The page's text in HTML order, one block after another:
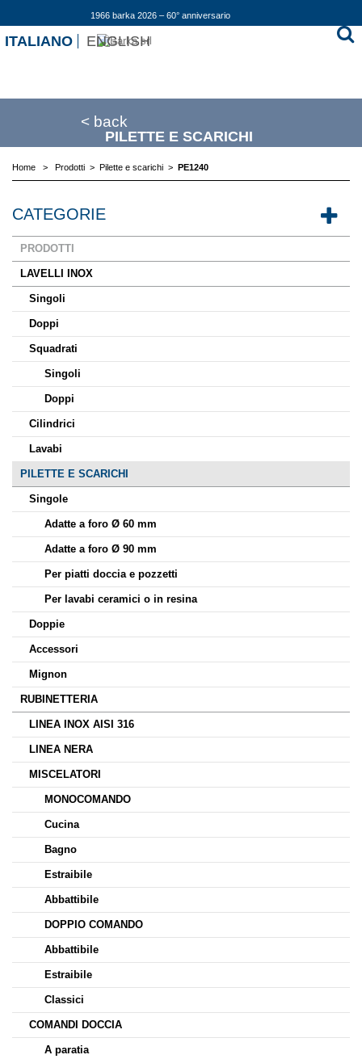
1966 barka 2026 – 60° anniversario
ITALIANO ENGLISH
< back
PILETTE E SCARICHI
Home > Prodotti > Pilette e scarichi > PE1240
CATEGORIE
PRODOTTI
LAVELLI INOX
Singoli
Doppi
Squadrati
Singoli
Doppi
Cilindrici
Lavabi
PILETTE E SCARICHI
Singole
Adatte a foro Ø 60 mm
Adatte a foro Ø 90 mm
Per piatti doccia e pozzetti
Per lavabi ceramici o in resina
Doppie
Accessori
Mignon
RUBINETTERIA
LINEA INOX AISI 316
LINEA NERA
MISCELATORI
MONOCOMANDO
Cucina
Bagno
Estraibile
Abbattibile
DOPPIO COMANDO
Abbattibile
Estraibile
Classici
COMANDI DOCCIA
A paratia